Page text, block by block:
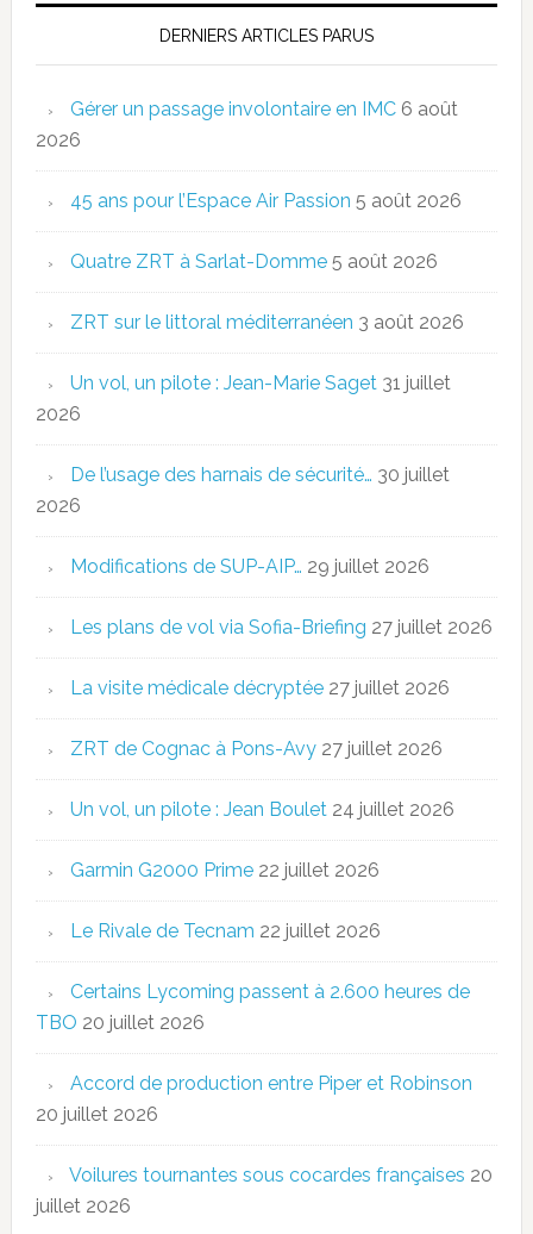
DERNIERS ARTICLES PARUS
Gérer un passage involontaire en IMC 6 août
2026
45 ans pour l’Espace Air Passion 5 août 2026
Quatre ZRT à Sarlat-Domme 5 août 2026
ZRT sur le littoral méditerranéen 3 août 2026
Un vol, un pilote : Jean-Marie Saget 31 juillet
2026
De l’usage des harnais de sécurité… 30 juillet
2026
Modifications de SUP-AIP… 29 juillet 2026
Les plans de vol via Sofia-Briefing 27 juillet 2026
La visite médicale décryptée 27 juillet 2026
ZRT de Cognac à Pons-Avy 27 juillet 2026
Un vol, un pilote : Jean Boulet 24 juillet 2026
Garmin G2000 Prime 22 juillet 2026
Le Rivale de Tecnam 22 juillet 2026
Certains Lycoming passent à 2.600 heures de
TBO 20 juillet 2026
Accord de production entre Piper et Robinson
20 juillet 2026
Voilures tournantes sous cocardes françaises 20
juillet 2026